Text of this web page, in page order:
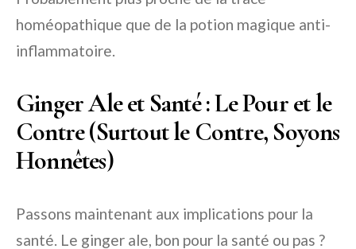
homéopathique que de la potion magique anti-
inflammatoire.
Ginger Ale et Santé : Le Pour et le
Contre (Surtout le Contre, Soyons
Honnêtes)
Passons maintenant aux implications pour la
santé. Le ginger ale, bon pour la santé ou pas ?